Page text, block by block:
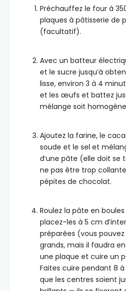
Préchauffez le four à
plaques à pâtisserie de
(facultatif).
Avec un batteur
et le sucre jusqu’à
lisse, environ 3 à 4
et les œufs et battez
mélange soit
Ajoutez la farine, le
soude et le sel et
d’une pâte (elle doit se
ne pas être trop
pépites de chocolat.
Roulez la pâte en
placez-les à 5 cm
préparées (vous
grands, mais il faudra
une plaque et cuire un
Faites cuire pendant 8
que les centres soient